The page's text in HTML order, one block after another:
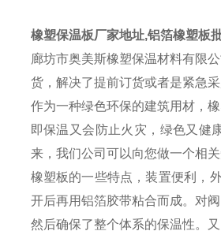
橡塑保温板厂家地址,铝箔橡塑板
廊坊市奥美斯橡塑保温材料有限
货，解决了提前订货或者是紧急采
作为一种绿色环保的建筑用材，
即保温又会防止火灾，绿色又健
来，我们公司可以向您做一个相
橡塑板的一些特点，装置便利，
开后再用铝箔胶带粘合而成。对
然后确保了整个体系的保温性。